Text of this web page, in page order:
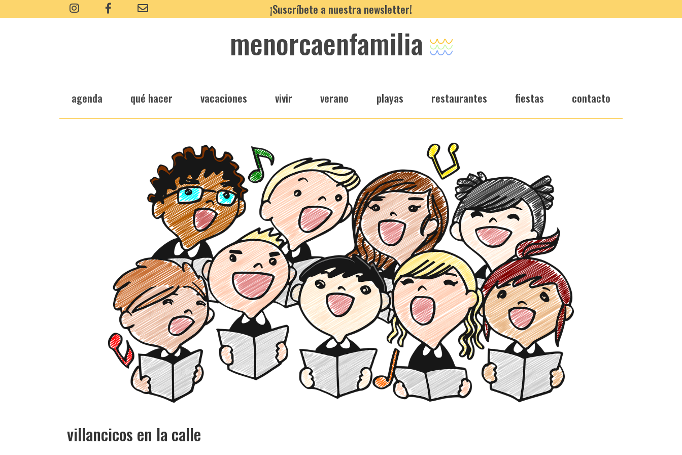
¡Suscríbete a nuestra newsletter!
menorcaenfamilia
agenda qué hacer vacaciones vivir verano playas restaurantes fiestas contacto
villancicos en la calle